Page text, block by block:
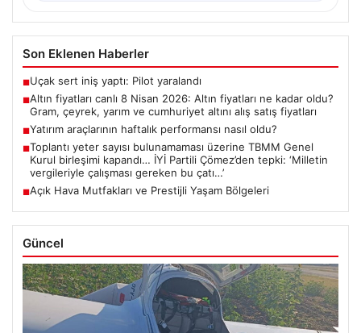
Son Eklenen Haberler
■Uçak sert iniş yaptı: Pilot yaralandı
■Altın fiyatları canlı 8 Nisan 2026: Altın fiyatları ne kadar oldu?
Gram, çeyrek, yarım ve cumhuriyet altını alış satış fiyatları
■Yatırım araçlarının haftalık performansı nasıl oldu?
■Toplantı yeter sayısı bulunamaması üzerine TBMM Genel
Kurul birleşimi kapandı… İYİ Partili Çömez’den tepki: ‘Milletin
vergileriyle çalışması gereken bu çatı…’
■Açık Hava Mutfakları ve Prestijli Yaşam Bölgeleri
Güncel